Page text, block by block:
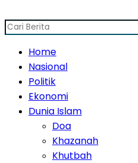
Home
Nasional
Politik
Ekonomi
Dunia Islam
Doa
Khazanah
Khutbah